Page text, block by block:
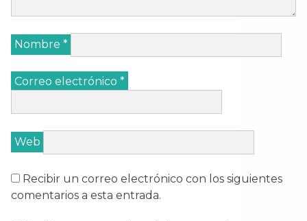
Nombre *
Correo electrónico *
Web
Recibir un correo electrónico con los siguientes
comentarios a esta entrada.